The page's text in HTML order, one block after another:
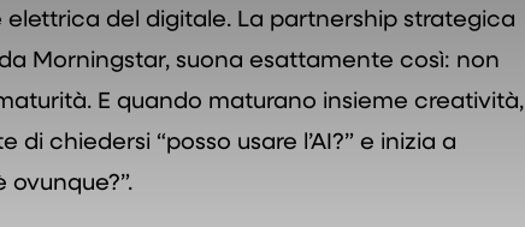
del digitale. La partnership strategica
Morningstar, suona esattamente così: non
E quando maturano insieme creatività,
chiedersi “posso usare l’AI?” e inizia a